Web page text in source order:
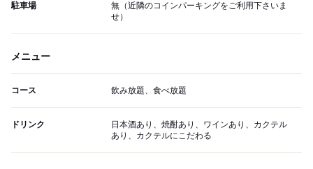
駐車場
無（近隣のコインパーキングをご利用下さいま
せ）
メニュー
コース 飲み放題、食べ放題
ドリンク
日本酒あり、焼酎あり、ワインあり、カクテル
あり、カクテルにこだわる